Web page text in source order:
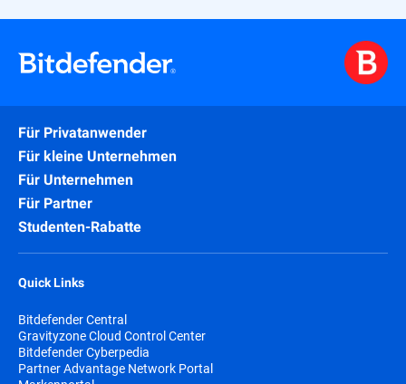
Für Privatanwender
Für kleine Unternehmen
Für Unternehmen
Für Partner
Studenten-Rabatte
Quick Links
Bitdefender Central
Gravityzone Cloud Control Center
Bitdefender Cyberpedia
Partner Advantage Network Portal